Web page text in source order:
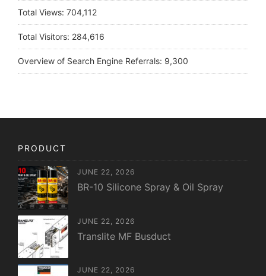
Total Views: 704,112
Total Visitors: 284,616
Overview of Search Engine Referrals: 9,300
PRODUCT
JUNE 22, 2026
BR-10 Silicone Spray & Oil Spray
JUNE 22, 2026
Translite MF Busduct
JUNE 22, 2026